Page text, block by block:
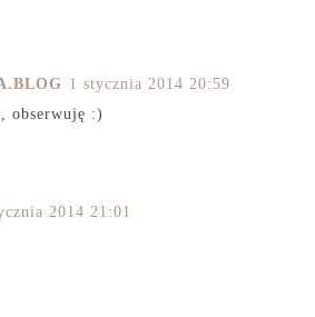
1 stycznia 2014 20:59
obserwuję :)
2014 21:01